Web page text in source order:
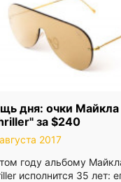
дня: очки
за $240
2017
году альбому
исполнится 35 лет: